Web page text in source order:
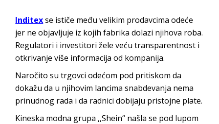
Inditexse ističe među velikim prodavcima odeće
jer ne objavljuje iz kojih fabrika dolazi njihova roba.
Regulatori i investitori žele veću transparentnost i
otkrivanje više informacija od kompanija.
Naročito su trgovci odećom pod pritiskom da
dokažu da u njihovim lancima snabdevanja nema
prinudnog rada i da radnici dobijaju pristojne plate.
Kineska modna grupa ,,Shein“ našla se pod lupom